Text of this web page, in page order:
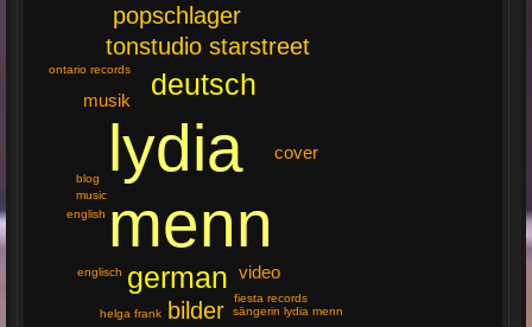
lydia
menn
deutsch
german
tonstudio starstreet
bilder
popschlager
video
cover
musik
sängerin lydia menn
music
blog
fiesta records
helga frank
ontario records
english
englisch